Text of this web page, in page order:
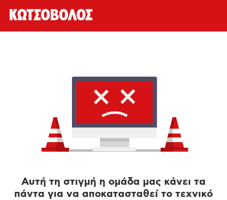
Αυτή τη στιγμή η ομάδα μας κάνει τα
πάντα για να αποκατασταθεί το τεχνικό